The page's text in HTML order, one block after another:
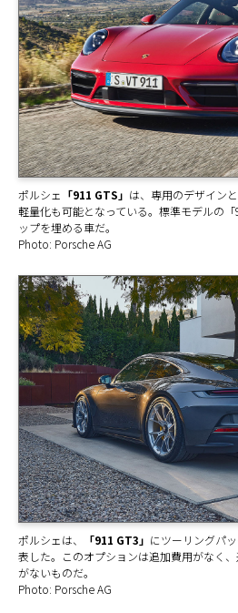
ポルシェ 「911 GTS」 は、専用のデザイン
軽量化も可能となっている。標準モデルの
ップを埋める車だ。
Photo: Porsche AG
ポルシェは、 「911 GT3」 にツーリングパ
表した。このオプションは追加費用がなく
がないものだ。
Photo: Porsche AG